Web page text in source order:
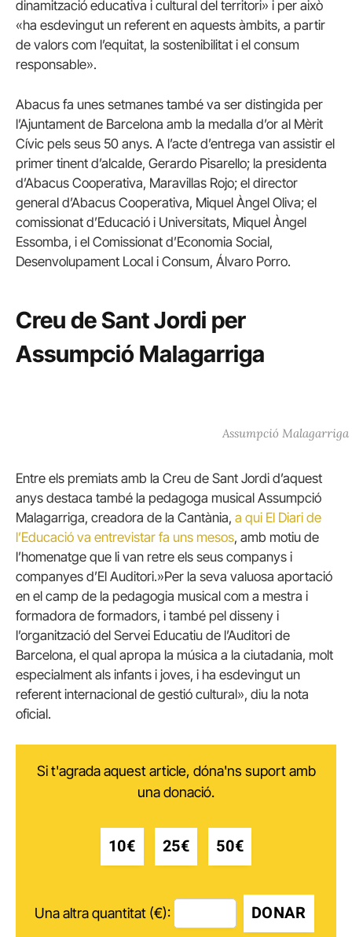
dinamització educativa i cultural del territori» i per això
«ha esdevingut un referent en aquests àmbits, a partir
de valors com l’equitat, la sostenibilitat i el consum
responsable».
Abacus fa unes setmanes també va ser distingida per
l’Ajuntament de Barcelona amb la medalla d’or al Mèrit
Cívic pels seus 50 anys. A l’acte d’entrega van assistir el
primer tinent d’alcalde, Gerardo Pisarello; la presidenta
d’Abacus Cooperativa, Maravillas Rojo; el director
general d’Abacus Cooperativa, Miquel Àngel Oliva; el
comissionat d’Educació i Universitats, Miquel Àngel
Essomba, i el Comissionat d’Economia Social,
Desenvolupament Local i Consum, Álvaro Porro.
Creu de Sant Jordi per
Assumpció Malagarriga
Assumpció Malagarriga
Entre els premiats amb la Creu de Sant Jordi d’aquest
anys destaca també la pedagoga musical Assumpció
Malagarriga, creadora de la Cantània, a qui El Diari de
l’Educació va entrevistar fa uns mesos, amb motiu de
l’homenatge que li van retre els seus companys i
companyes d’El Auditori.»Per la seva valuosa aportació
en el camp de la pedagogia musical com a mestra i
formadora de formadors, i també pel disseny i
l’organització del Servei Educatiu de l’Auditori de
Barcelona, el qual apropa la música a la ciutadania, molt
especialment als infants i joves, i ha esdevingut un
referent internacional de gestió cultural», diu la nota
oficial.
Si t'agrada aquest article, dóna'ns suport amb
una donació.
10€ 25€ 50€
Una altra quantitat (€): DONAR